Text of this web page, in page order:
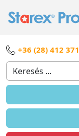
+36 (28) 412 371